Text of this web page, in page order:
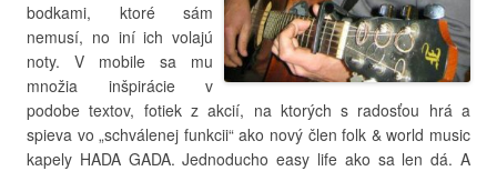
bodkami, ktoré sám
nemusí, no iní ich volajú
noty. V mobile sa mu
množia inšpirácie v
podobe textov, fotiek z akcií, na ktorých s radosťou hrá a
spieva vo „schválenej funkcii“ ako nový člen folk & world music
kapely HADA GADA. Jednoducho easy life ako sa len dá. A